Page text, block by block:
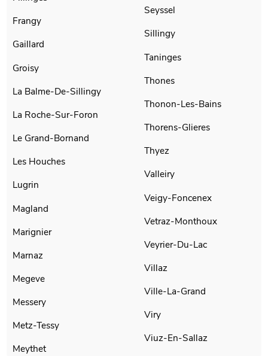
Frangy
Gaillard
Groisy
La Balme-De-Sillingy
La Roche-Sur-Foron
Le Grand-Bornand
Les Houches
Lugrin
Magland
Marignier
Marnaz
Megeve
Messery
Metz-Tessy
Meythet
Seyssel
Sillingy
Taninges
Thones
Thonon-Les-Bains
Thorens-Glieres
Thyez
Valleiry
Veigy-Foncenex
Vetraz-Monthoux
Veyrier-Du-Lac
Villaz
Ville-La-Grand
Viry
Viuz-En-Sallaz